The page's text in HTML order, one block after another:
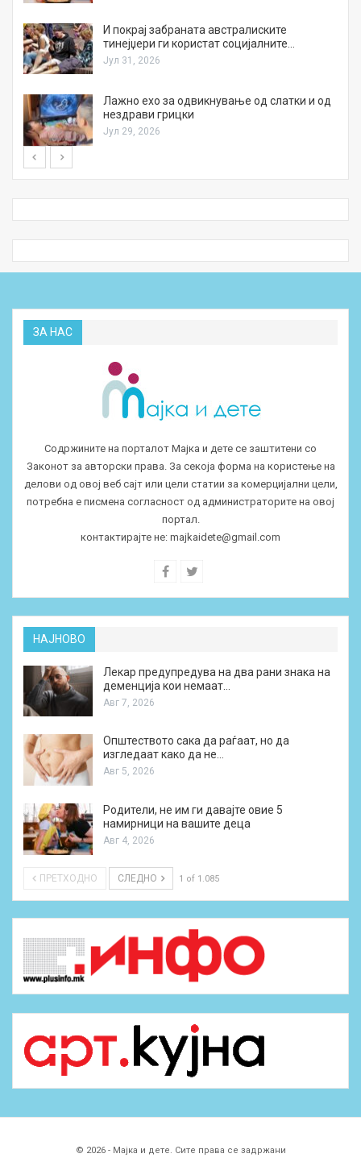
И покрај забраната австралиските
тинејџери ги користат социјалните…
Јул 31, 2026
Лажно ехо за одвикнување од слатки и од
нездрави грицки
Јул 29, 2026
ЗА НАС
Содржините на порталот Мајка и дете се заштитени со
Законот за авторски права. За секоја форма на користење на
делови од овој веб сајт или цели статии за комерцијални цели,
потребна е писмена согласност од администраторите на овој
портал.
контактирајте не: majkaidete@gmail.com
НАЈНОВО
Лекар предупредува на два рани знака на
деменција кои немаат…
Авг 7, 2026
Општеството сака да раѓаат, но да
изгледаат како да не…
Авг 5, 2026
Родители, не им ги давајте овие 5
намирници на вашите деца
Авг 4, 2026
ПРЕТХОДНО СЛЕДНО 1 of 1.085
© 2026 - Мајка и дете. Сите права се задржани